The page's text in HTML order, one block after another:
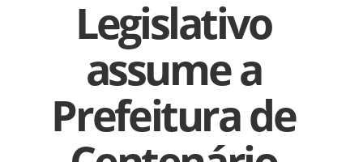
Legislativo
assume a
Prefeitura de